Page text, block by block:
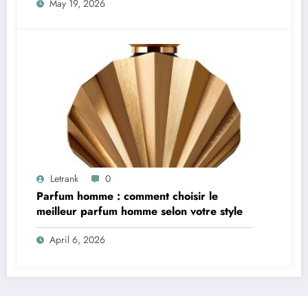
May 19, 2026
Letrank 0
Parfum homme : comment choisir le
meilleur parfum homme selon votre style
April 6, 2026